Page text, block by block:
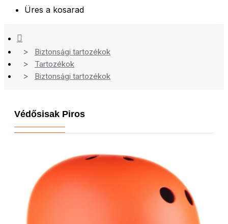
Üres a kosarad
Biztonsági tartozékok
Tartozékok
Biztonsági tartozékok
Védősisak Piros